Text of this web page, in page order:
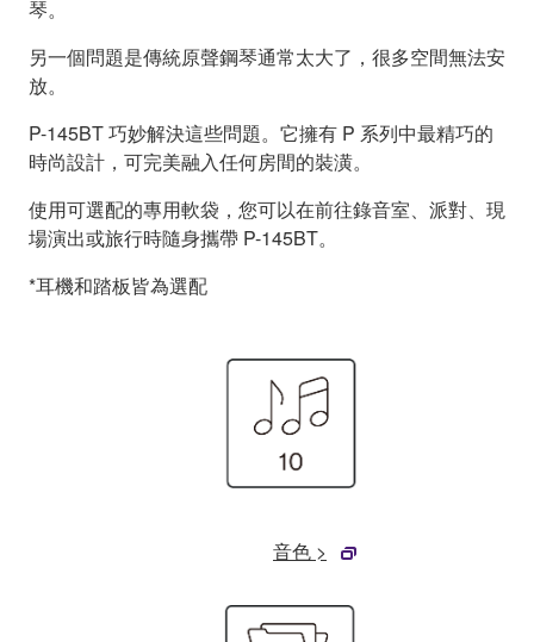
琴。
另一個問題是傳統原聲鋼琴通常太大了，很多空間無法安
放。
P-145BT 巧妙解決這些問題。它擁有 P 系列中最精巧的
時尚設計，可完美融入任何房間的裝潢。
使用可選配的專用軟袋，您可以在前往錄音室、派對、現
場演出或旅行時隨身攜帶 P-145BT。
*耳機和踏板皆為選配
音色 >